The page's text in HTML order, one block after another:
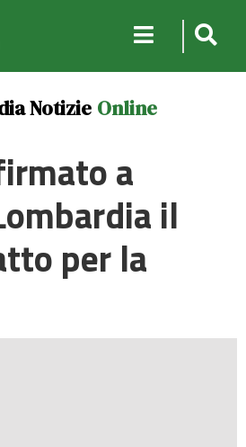
Notizie Online
a
il
per la